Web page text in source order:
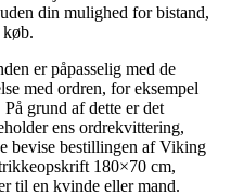
din mulighed for bistand,
er påpasselig med de
med ordren, for eksempel
grund af dette er det
ens ordrekvittering,
bevise bestillingen af Viking
180×70 cm,
til en kvinde eller mand.